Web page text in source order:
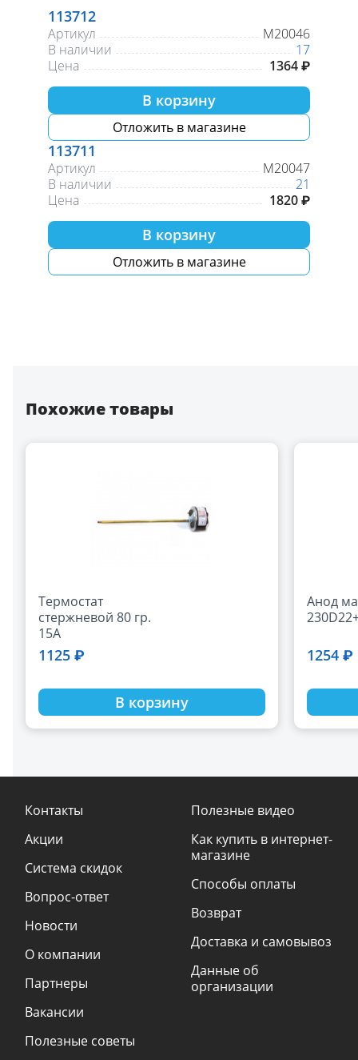
113712
Артикул
М20046
В наличии
17
Цена
1364 ₽
В корзину
Отложить в магазине
113711
Артикул
М20047
В наличии
21
Цена
1820 ₽
В корзину
Отложить в магазине
Похожие товары
Термостат
стержневой 80 гр.
15A
1125 ₽
В корзину
Анод
1254 ₽
Контакты
Акции
Система скидок
Вопрос-ответ
Новости
О компании
Партнеры
Вакансии
Полезные советы
Полезные видео
Как купить в интернет-
магазине
Способы оплаты
Возврат
Доставка и самовывоз
Данные об
организации